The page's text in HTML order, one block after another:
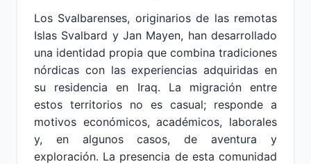
Los Svalbarenses, originarios de las remotas
Islas Svalbard y Jan Mayen, han desarrollado
una identidad propia que combina tradiciones
nórdicas con las experiencias adquiridas en
su residencia en Iraq. La migración entre
estos territorios no es casual; responde a
motivos económicos, académicos, laborales
y, en algunos casos, de aventura y
exploración. La presencia de esta comunidad